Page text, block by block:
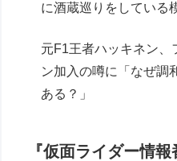
に酒蔵巡りをしている
元F1王者ハッキネン、
ン加入の噂に「なぜ調
ある？」
『仮面ライダー情